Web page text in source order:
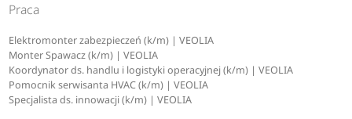
Praca
Elektromonter zabezpieczeń (k/m) | VEOLIA
Monter Spawacz (k/m) | VEOLIA
Koordynator ds. handlu i logistyki operacyjnej (k/m) | VEOLIA
Pomocnik serwisanta HVAC (k/m) | VEOLIA
Specjalista ds. innowacji (k/m) | VEOLIA